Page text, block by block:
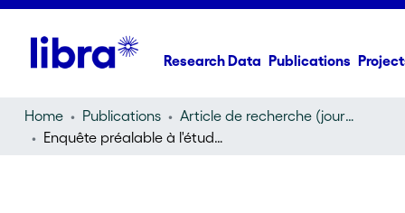
Research Data Publications
Home Publications
Article de recherche (journal article)
Enquête préalable à l'étude de l'intégration linguistique dans le Canton de Neuchâtel